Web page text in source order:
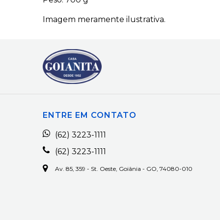
Imagem meramente ilustrativa.
ENTRE EM CONTATO
(62) 3223-1111
(62) 3223-1111
Av. 85, 359 - St. Oeste, Goiânia - GO, 74080-010